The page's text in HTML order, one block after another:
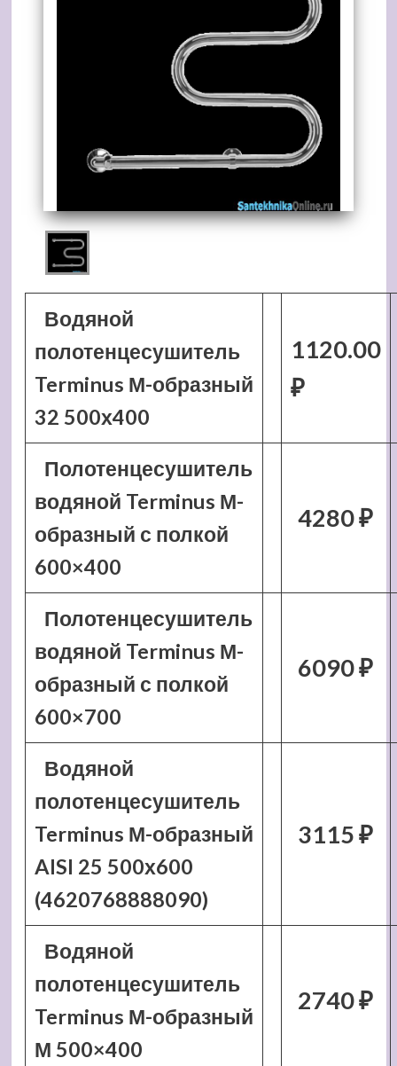
Водяной
полотенцесушитель
Terminus М-образный
32 500х400
1120.00
₽
Полотенцесушитель
водяной Terminus М-
образный с полкой
600×400
4280 ₽
Полотенцесушитель
водяной Terminus М-
образный с полкой
600×700
6090 ₽
Водяной
полотенцесушитель
Terminus М-образный
AISI 25 500х600
(4620768888090)
3115 ₽
Водяной
полотенцесушитель
Terminus М-образный
М 500×400
2740 ₽